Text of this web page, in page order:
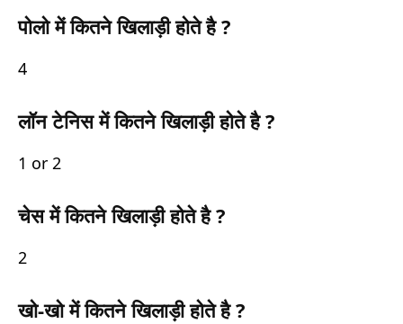
पोलो में कितने खिलाड़ी होते है ?
4
लॉन टेनिस में कितने खिलाड़ी होते है ?
1 or 2
चेस में कितने खिलाड़ी होते है ?
2
खो-खो में कितने खिलाड़ी होते है ?